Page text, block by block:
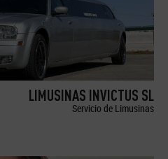
LIMUSINAS INVICTUS SL
Servicio de Limusinas